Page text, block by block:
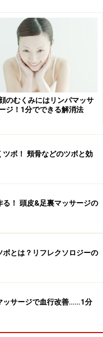
3ステップ
ていきます、反対の左側
息を吐くときに、押さえ
レッチするのが基本で
中から1cm外側の
から3～4cmあご先寄り
ど引き上げます。これを
のむくみにはリンパマッサ
ジ！1分でできる解消法
ツボ！ 頬骨などのツボと効
る！ 頭皮&足裏マッサージの
ボとは？リフレクソロジーの
ッサージで血行改善……1分